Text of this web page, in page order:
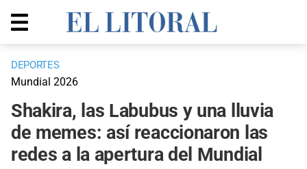
DEPORTES
Mundial 2026
Shakira, las Labubus y una lluvia
de memes: así reaccionaron las
redes a la apertura del Mundial